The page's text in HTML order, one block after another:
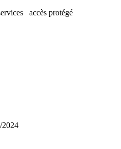
accès protégé
2024